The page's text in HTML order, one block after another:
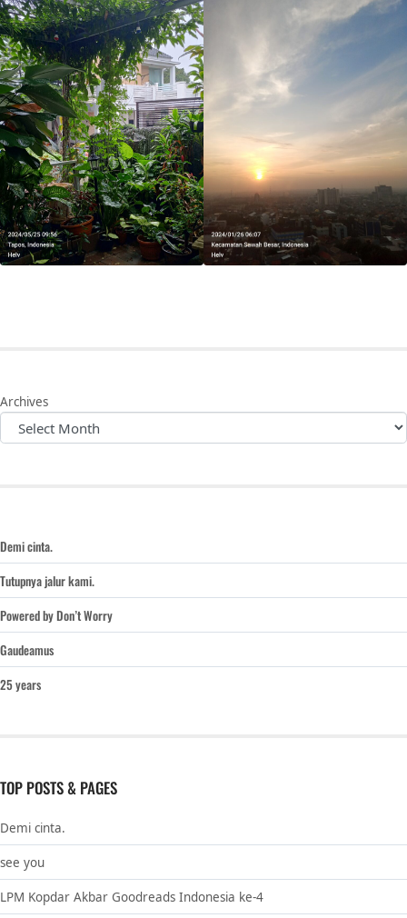
Archives
Demi cinta.
Tutupnya jalur kami.
Powered by Don’t Worry
Gaudeamus
25 years
TOP POSTS & PAGES
Demi cinta.
see you
LPM Kopdar Akbar Goodreads Indonesia ke-4